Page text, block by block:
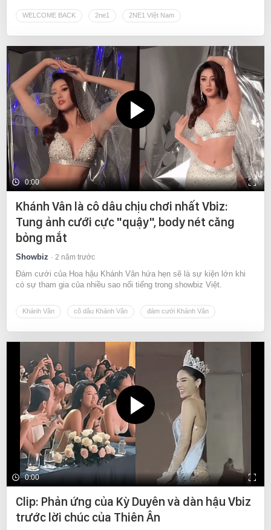
WELCOME BACK 2ne1 2NE1 VIệt Nam
0:00
Khánh Vân là cô dâu chịu chơi nhất Vbiz:
Tung ảnh cưới cực "quậy", body nét căng
bỏng mắt
Showbiz 2 năm trước
Đám cưới của Hoa hậu Khánh Vân hứa hẹn sẽ là sự kiện lớn khi
có sự tham gia của nhiều sao nổi tiếng trong showbiz Việt.
Khánh Vân cô dâu Khánh Vân đám cưới Khánh Vân
0:00
Clip: Phản ứng của Kỳ Duyên và dàn hậu Vbiz
trước lời chúc của Thiên Ân